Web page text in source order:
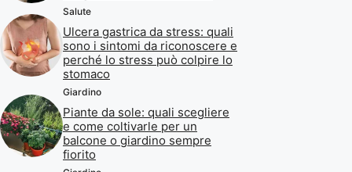
Salute
Ulcera gastrica da stress: quali
sono i sintomi da riconoscere e
perché lo stress può colpire lo
stomaco
Giardino
Piante da sole: quali scegliere
e come coltivarle per un
balcone o giardino sempre
fiorito